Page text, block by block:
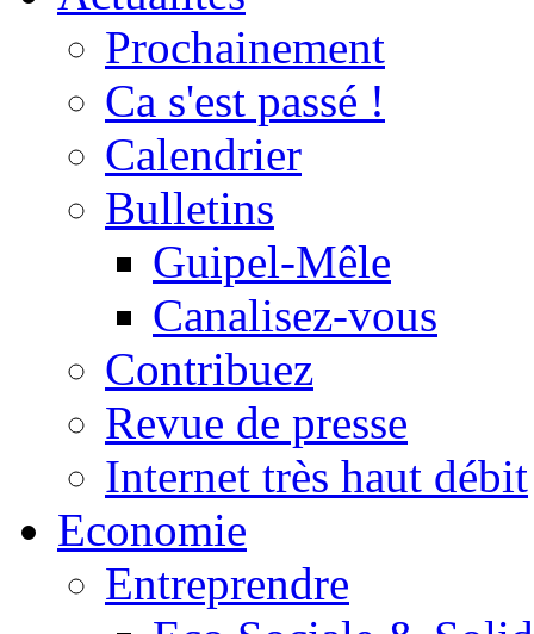
Prochainement
Ca s'est passé !
Calendrier
Bulletins
Guipel-Mêle
Canalisez-vous
Contribuez
Revue de presse
Internet très haut débit
Economie
Entreprendre